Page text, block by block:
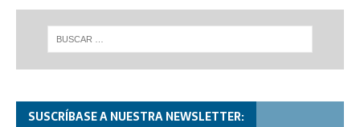
SUSCRÍBASE A NUESTRA NEWSLETTER: